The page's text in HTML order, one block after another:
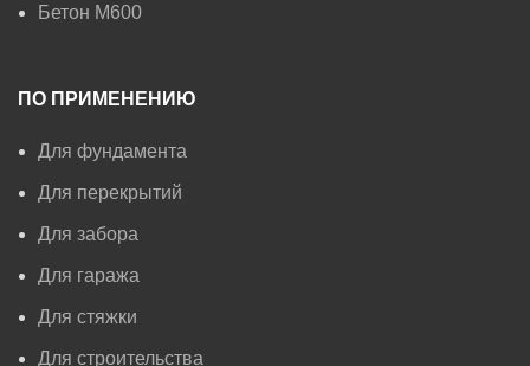
Бетон М600
ПО ПРИМЕНЕНИЮ
Для фундамента
Для перекрытий
Для забора
Для гаража
Для стяжки
Для строительства